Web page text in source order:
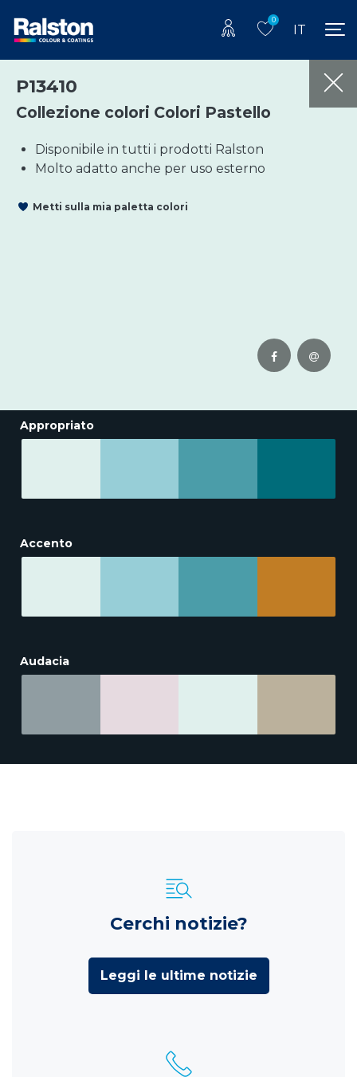
0
IT
P13410
Collezione colori Colori Pastello
Disponibile in tutti i prodotti Ralston
Molto adatto anche per uso esterno
Metti sulla mia paletta colori
Appropriato
Accento
Audacia
Cerchi notizie?
Leggi le ultime notizie